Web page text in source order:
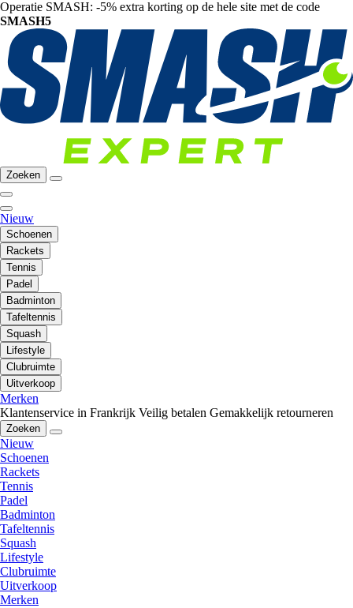
Operatie SMASH: -5% extra korting op de hele site met de code
SMASH5
Zoeken
Nieuw
Schoenen
Rackets
Tennis
Padel
Badminton
Tafeltennis
Squash
Lifestyle
Clubruimte
Uitverkoop
Merken
Klantenservice in Frankrijk Veilig betalen Gemakkelijk retourneren
Zoeken
Nieuw
Schoenen
Rackets
Tennis
Padel
Badminton
Tafeltennis
Squash
Lifestyle
Clubruimte
Uitverkoop
Merken